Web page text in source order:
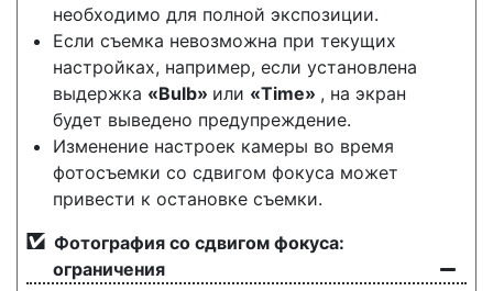
необходимо для полной экспозиции.
Если съемка невозможна при текущих
настройках, например, если установлена
выдержка «Bulb» или «Time» , на экран
будет выведено предупреждение.
Изменение настроек камеры во время
фотосъемки со сдвигом фокуса может
привести к остановке съемки.
Фотография со сдвигом фокуса:
ограничения